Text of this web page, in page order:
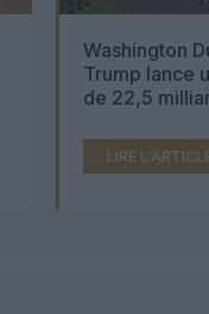
Washington
Trump lance
de 22,5
LIRE